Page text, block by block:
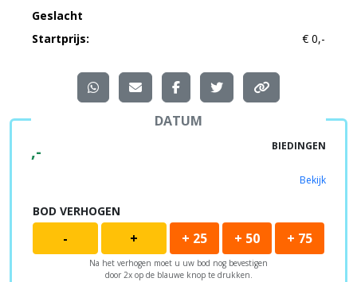
Geslacht
Startprijs:
€ 0,-
DATUM
,- BIEDINGEN
Bekijk
BOD VERHOGEN
- + + 25 + 50 + 75
Na het verhogen moet u uw bod nog bevestigen
door 2x op de blauwe knop te drukken.